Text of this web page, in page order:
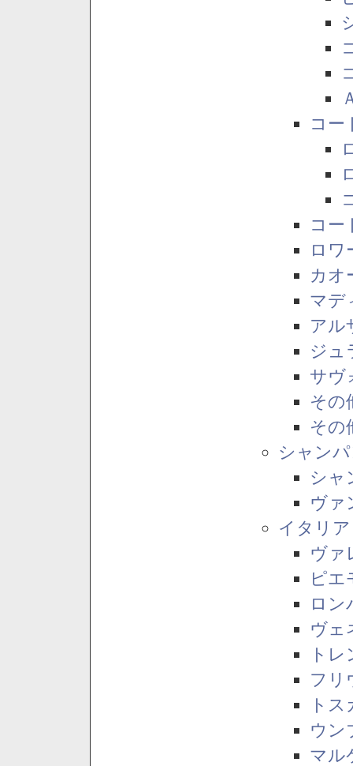
コー
コー
ロワ
カオ
マデ
アル
ジュ
サヴ
その
その
シャン
シャ
ヴァ
イタリア
ヴァ
ピエ
ロン
ヴェ
ト
フリ
ト
ウン
マル